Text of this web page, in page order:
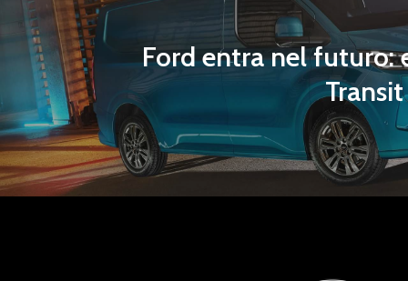
Ford entra nel futuro: